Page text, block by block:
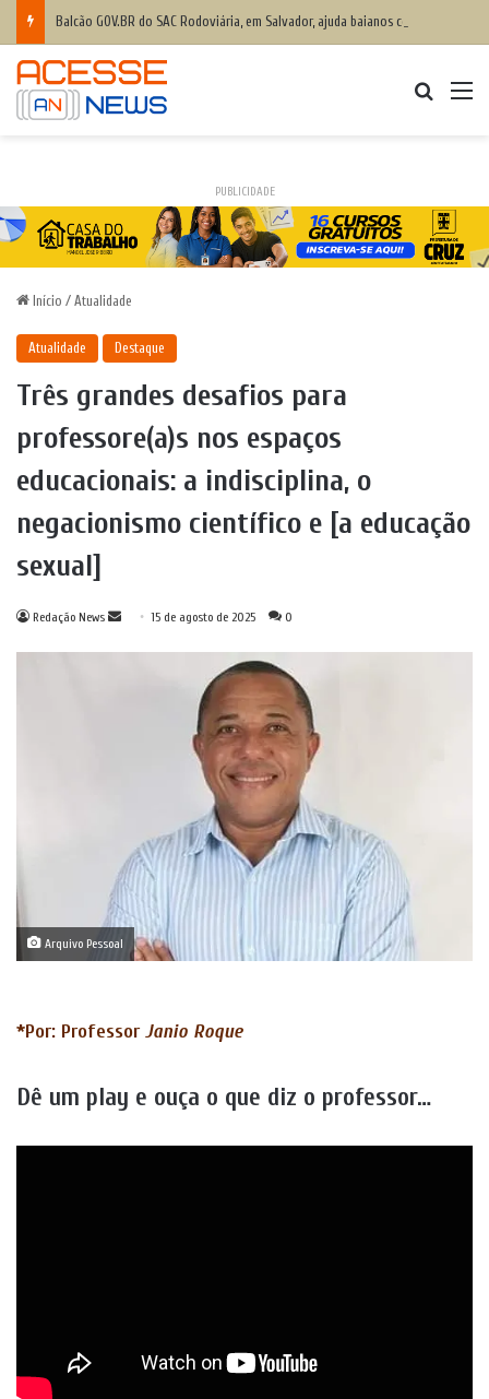
PUBLICIDADE
Início / Atualidade
Atualidade Destaque
Três grandes desafios para
professore(a)s nos espaços
educacionais: a indisciplina, o
negacionismo científico e [a educação
sexual]
Redação News
Mande15 de agosto de 2025 0
Arquivo Pessoal
*Por: ProfessorJanio Roque
Dê um play e ouça o que diz o professor…